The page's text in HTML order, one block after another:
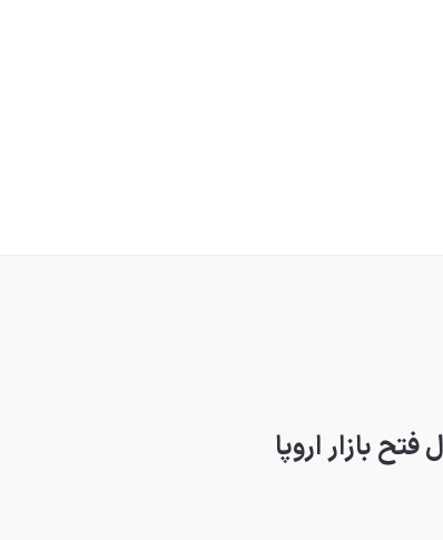
بازار اروپا